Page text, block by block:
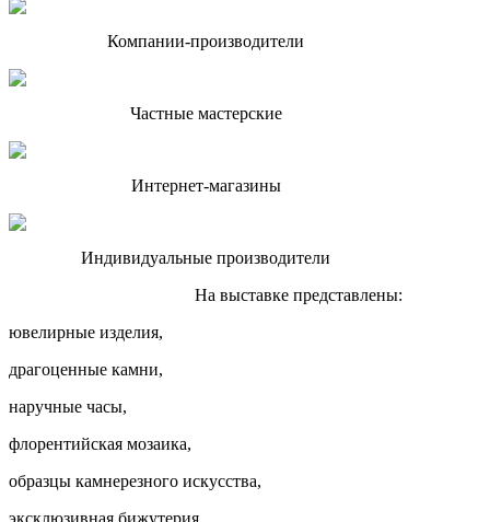
Компании-производители
Частные мастерские
Интернет-магазины
Индивидуальные производители
На выставке представлены:
ювелирные изделия,
драгоценные камни,
наручные часы,
флорентийская мозаика,
образцы камнерезного искусства,
эксклюзивная бижутерия,